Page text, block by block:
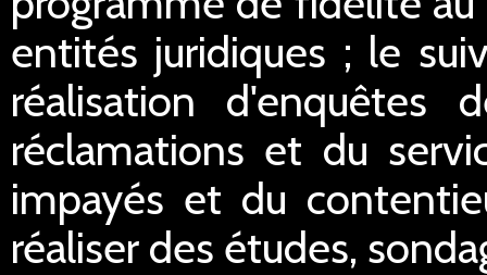
entités juridiques ; le
réalisation d'enquêtes
réclamations et du
impayés et du
réaliser des études,